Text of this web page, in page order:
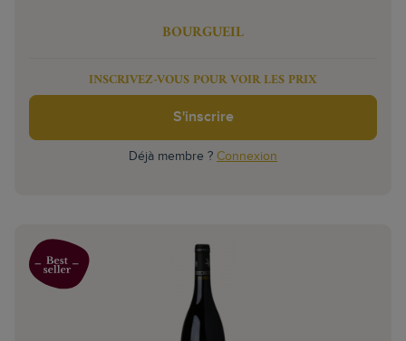
BOURGUEIL
INSCRIVEZ-VOUS POUR VOIR LES PRIX
S'inscrire
Déjà membre ? Connexion